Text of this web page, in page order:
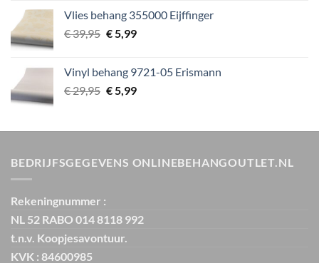
€ 39,95.€ 5,99.
Vlies behang 355000 Eijffinger
€39,95 Oorspronkelijke
€ 39,95.
€5,99Huidige
€ 5,99.
Vinyl behang 9721-05 Erismann
€29,95 Oorspronkelijke
€ 29,95.
€5,99Huidige
€ 5,99.
BEDRIJFSGEGEVENS ONLINEBEHANGOUTLET.NL
Rekeningnummer :
NL 52 RABO 014 8118 992
t.n.v. Koopjesavontuur.
KVK : 84600985